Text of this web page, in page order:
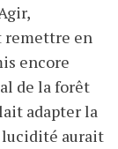
remettre en
encore
de la forêt
adapter la
lucidité aurait